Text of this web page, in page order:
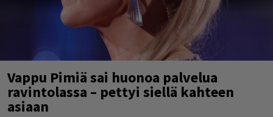
Vappu Pimiä sai huonoa palvelua
ravintolassa – pettyi siellä kahteen
asiaan